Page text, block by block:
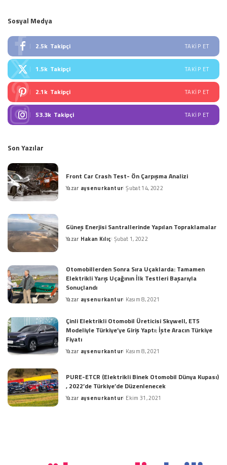
Sosyal Medya
2.5k Takipçi TAKIP ET
1.5k Takipçi TAKIP ET
2.1k Takipçi TAKIP ET
53.3k Takipçi TAKIP ET
Son Yazılar
Front Car Crash Test- Ön Çarpışma Analizi
Posted
Yazar aysenurkantur Şubat 14, 2022
Güneş Enerjisi Santrallerinde Yapılan Topraklamalar
Posted
Yazar Hakan Kılıç Şubat 1, 2022
Otomobillerden Sonra Sıra Uçaklarda: Tamamen
Elektrikli Yarış Uçağının İlk Testleri Başarıyla
Sonuçlandı
Posted
Yazar aysenurkantur Kasım 8, 2021
Çinli Elektrikli Otomobil Üreticisi Skywell, ET5
Modeliyle Türkiye’ye Giriş Yaptı: İşte Aracın Türkiye
Fiyatı
Posted
Yazar aysenurkantur Kasım 8, 2021
PURE-ETCR (Elektrikli Binek Otomobil Dünya Kupası)
, 2022’de Türkiye’de Düzenlenecek
Posted
Yazar aysenurkantur Ekim 31, 2021